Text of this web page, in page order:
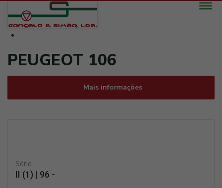
PEUGEOT 106
Mais informações
Série
II (1) | 96 -